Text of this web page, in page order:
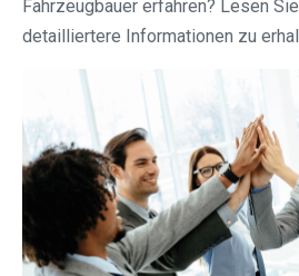
Fahrzeugbauer erfahren? Lesen
detailliertere Informationen zu